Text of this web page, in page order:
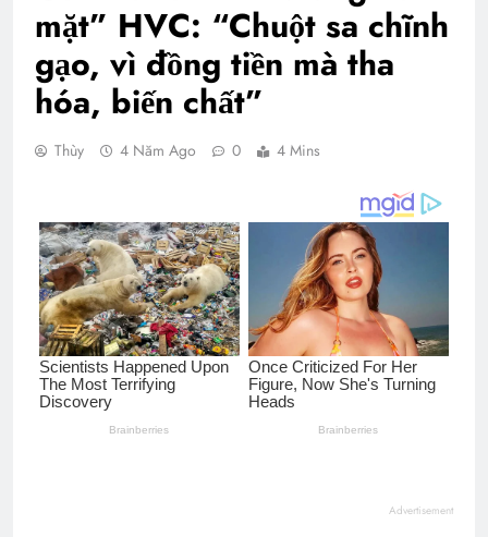
mặt” HVC: “Chuột sa chĩnh
gạo, vì đồng tiền mà tha
hóa, biến chất”
Thùy 4 Năm Ago 0 4 Mins
Advertisement